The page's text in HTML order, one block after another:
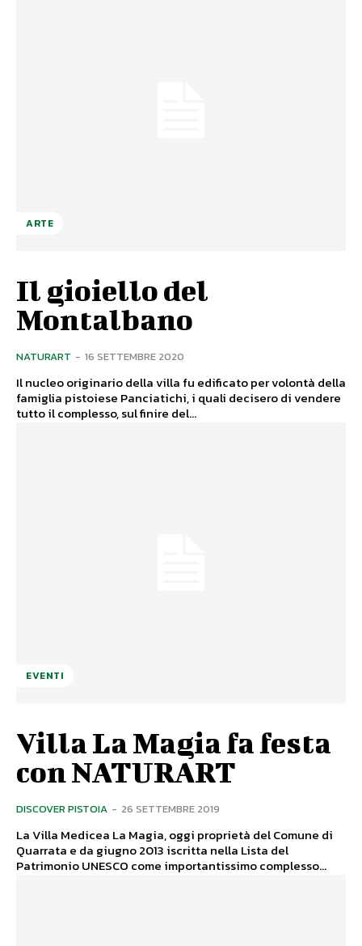
ARTE
Il gioiello del
Montalbano
NATURART - 16 SETTEMBRE 2020
Il nucleo originario della villa fu edificato per volontà della
famiglia pistoiese Panciatichi, i quali decisero di vendere
tutto il complesso, sul finire del...
EVENTI
Villa La Magia fa festa
con NATURART
DISCOVER PISTOIA - 26 SETTEMBRE 2019
La Villa Medicea La Magia, oggi proprietà del Comune di
Quarrata e da giugno 2013 iscritta nella Lista del
Patrimonio UNESCO come importantissimo complesso...